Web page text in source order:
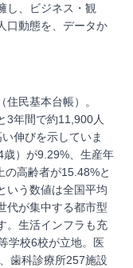
し、ビジネス・観
口動態を、データか
民基本台帳）。
3年間で約11,900人
伸びを示していま
）が9.29%、生産年
高齢者が15.48%と
いう数値は全国平均
代が集中する都市型
。生活インフラも充
学校6校が立地。医
歯科診療所257施設